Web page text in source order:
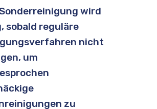
wird
sobald reguläre
nicht
um
zu